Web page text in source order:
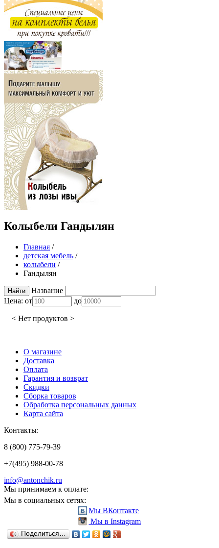
Колыбели Гандылян
Главная /
детская мебель /
колыбели /
Гандылян
Название
Цена: от до
< Нет продуктов >
О магазине
Доставка
Оплата
Гарантия и возврат
Скидки
Сборка товаров
Обработка персональных данных
Карта сайта
Контакты:
8 (800) 775-79-39
+7(495) 988-00-78
info@antonchik.ru
Мы принимаем к оплате:
Мы в социальных сетях:
Мы ВКонтакте
Мы в Instagram
Поделиться…